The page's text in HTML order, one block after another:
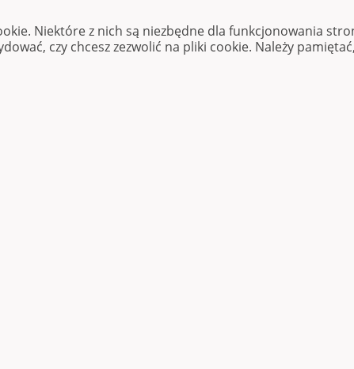
Niektóre z nich są niezbędne dla funkcjonowania
czy chcesz zezwolić na pliki cookie. Należy